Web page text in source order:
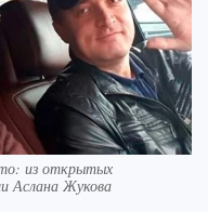
из открытых
Аслана Жукова